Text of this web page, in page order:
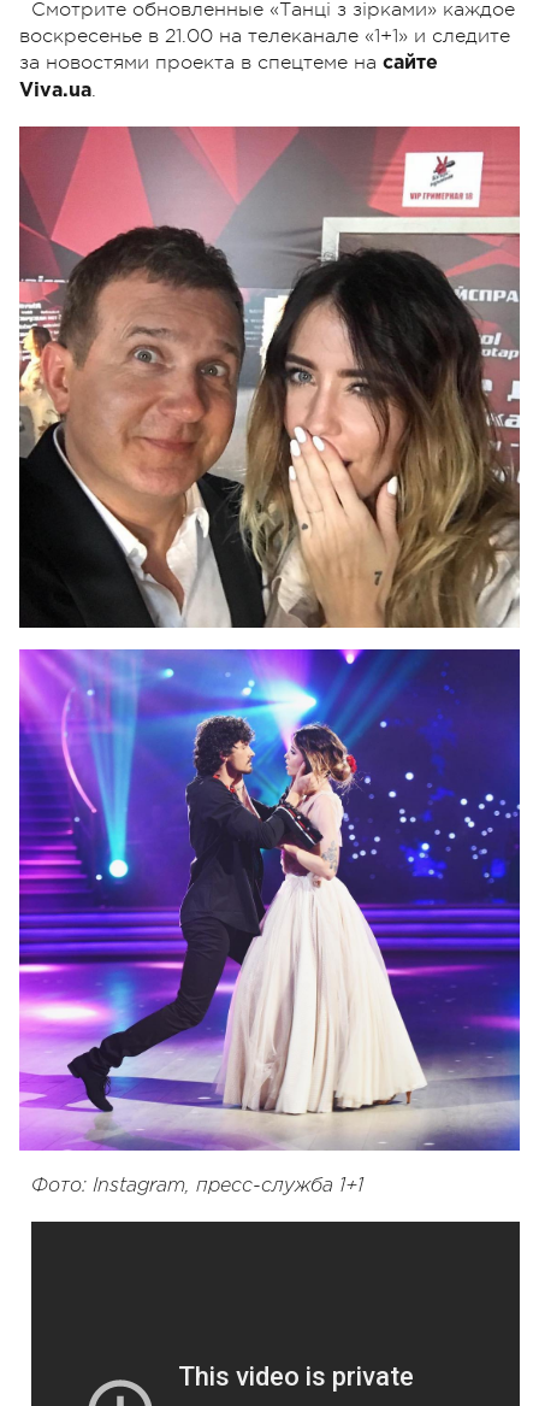
Смотрите обновленные «Танці з зірками» каждое
воскресенье в 21.00 на телеканале «1+1» и следите
за новостями проекта в спецтеме на сайте
Viva.ua.
Фото: Instagram, пресс-служба 1+1